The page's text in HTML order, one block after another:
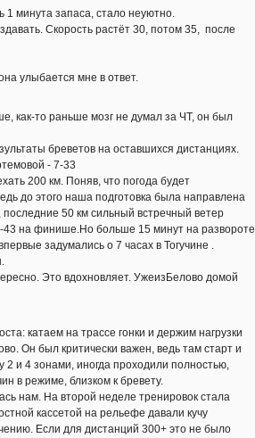
минута запаса, стало неуютно.
Скорость растёт 30, потом 35, после
улыбается мне в ответ.
как-то раньше мозг не думал за ЧТ, он был
бреветов на оставшихся дистанциях.
- 7-33
200 км. Поняв, что погода будет
до этого наша подготовка была направлена
50 км сильный встречный ветер
43 на финише.Но больше 15 минут на развороте
задумались о 7 часах в Тогучине .
Это вдохновляет. УжеизБелово домой
катаем на трассе гонки и держим нагрузки
Он был критически важен, ведь там старт и
и 4 зонами, иногда проходили полностью,
в режиме, близком к бревету.
нам. На второй неделе тренировок стала
кассетой на рельефе давали кучу
Если для дистанций 300+ это не было